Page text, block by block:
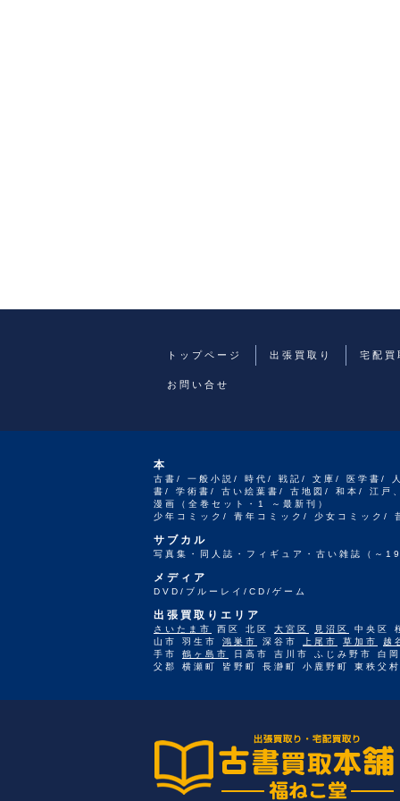
トップページ 出張買取り 宅配買
お問い合せ
本
古書/ 一般小説/ 時代/ 戦記/ 文庫/ 医学書/
書/ 学術書/ 古い絵葉書/ 古地図/ 和本/ 江戸
漫画（全巻セット・1 ～最新刊）
少年コミック/ 青年コミック/ 少女コミック/
サブカル
写真集・同人誌・フィギュア・古い雑誌（～
メディア
DVD/ブルーレイ/CD/ゲーム
出張買取りエリア
さいたま市 西区 北区 大宮区 見沼区
中央区
山市 羽生市 鴻巣市 深谷市 上尾市 草加市
越
手市 鶴ヶ島市
日高市 吉川市 ふじみ野市 白
父郡 横瀬町 皆野町 長瀞町 小鹿野町 東秩父